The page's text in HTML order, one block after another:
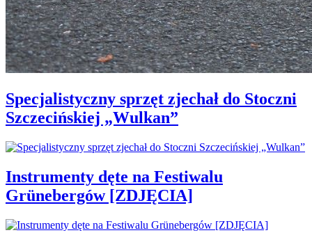
Specjalistyczny sprzęt zjechał do Stoczni
Szczecińskiej „Wulkan”
Instrumenty dęte na Festiwalu
Grünebergów [ZDJĘCIA]